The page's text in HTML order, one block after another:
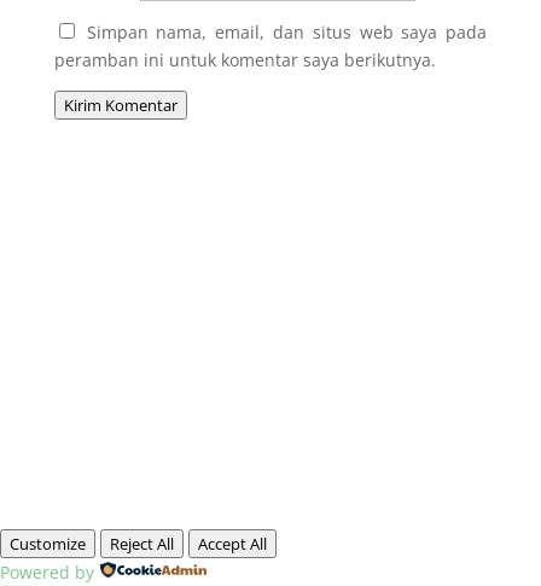
Simpan nama, email, dan situs web saya pada
peramban ini untuk komentar saya berikutnya.
Kirim Komentar
Customize Reject All Accept All
Powered by